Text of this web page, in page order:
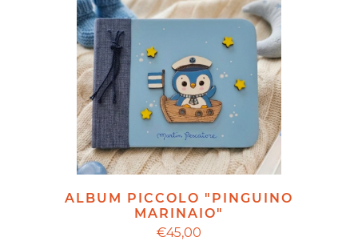
ALBUM PICCOLO "PINGUINO
MARINAIO"
€45,00